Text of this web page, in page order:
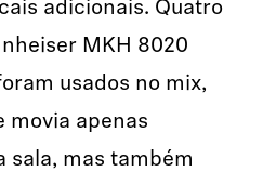
adicionais. Quatro
MKH 8020
usados no mix,
movia apenas
sala, mas também